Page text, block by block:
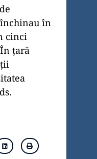
în
cinci
țară